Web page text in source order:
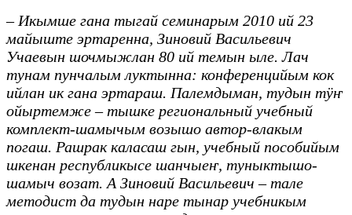
– Икымше гана тыгай семинарым 2010 ий 23
майыште эртаренна, Зиновий Васильевич
Учаевын шочмыжлан 80 ий темын ыле. Лач
тунам пунчалым луктынна: конференцийым кок
ийлан ик гана эртараш. Палемдыман, тудын тӱҥ
ойыртемже – тышке региональный учебный
комплект-шамычым возышо автор-влакым
погаш. Рашрак каласаш гын, учебный пособийым
шкенан республикысе шанчыеҥ, туныктышо-
шамыч возат. А Зиновий Васильевич – тале
методист да тудын наре тынар учебникым